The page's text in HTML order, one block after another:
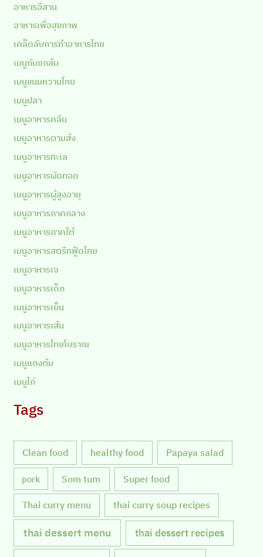
อาหารอีสาน
อาหารเพื่อสุขภาพ
เคล็ดลับการทำอาหารไทย
เมนูกับแกล้ม
เมนูขนมหวานไทย
เมนูปลา
เมนูอาหารคลีน
เมนูอาหารตามสั่ง
เมนูอาหารทะเล
เมนูอาหารผัดทอด
เมนูอาหารผู้สูงอายุ
เมนูอาหารภาคกลาง
เมนูอาหารภาคใต้
เมนูอาหารสตรีทฟู้ดไทย
เมนูอาหารเจ
เมนูอาหารเด็ก
เมนูอาหารเย็น
เมนูอาหารเส้น
เมนูอาหารไทยโบราณ
เมนูแกงต้ม
เมนูไก่
Tags
Clean food healthy food Papaya salad
pork Som tum Super food
Thai curry menu thai curry soup recipes
thai dessert menu thai dessert recipes